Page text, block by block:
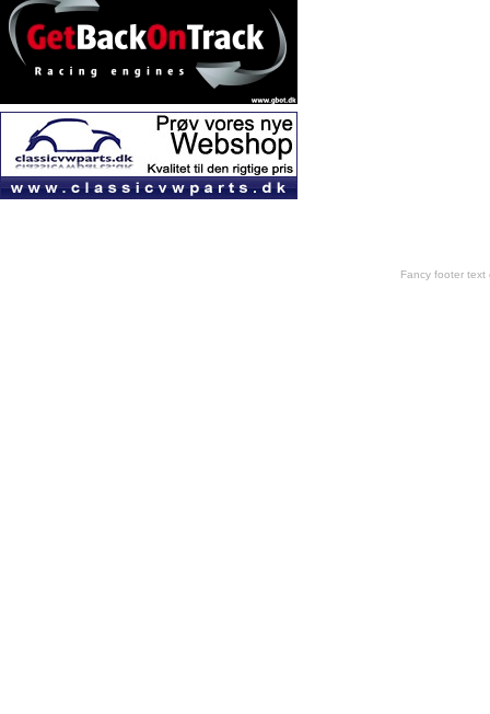
Fancy footer